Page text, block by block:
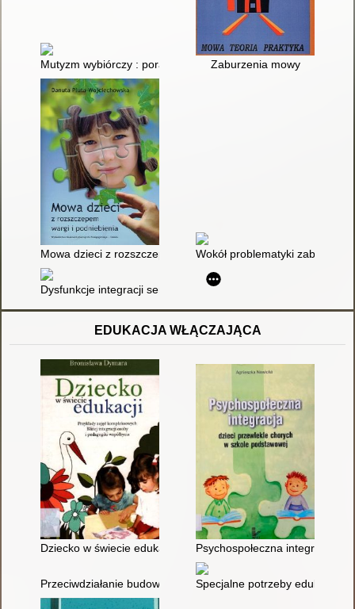
Mutyzm wybiórczy : poradnik dla rodziców, nauczycieli i
Zaburzenia mowy
Mowa dzieci z rozszczepem wargi i podniebienia
Wokół problematyki zaburzeń
Dysfunkcje integracji sensorycznej a sprawność językowa
EDUKACJA WŁĄCZAJĄCA
Dziecko w świecie edukacji : przykłady zajęć kompleksowych:
Psychospołeczna integracja
Przeciwdziałanie budowaniu stereotypów w stosunku do
Specjalne potrzeby